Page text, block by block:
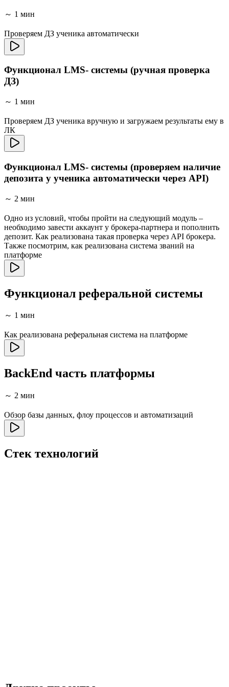
～ 1 мин
Проверяем ДЗ ученика автоматически
Функционал LMS- системы (ручная проверка
ДЗ)
～ 1 мин
Проверяем ДЗ ученика вручную и загружаем результаты ему в
ЛК
Функционал LMS- системы (проверяем наличие
депозита у ученика автоматически через API)
～ 2 мин
Одно из условий, чтобы пройти на следующий модуль –
необходимо завести аккаунт у брокера-партнера и пополнить
депозит. Как реализована такая проверка через API брокера.
Также посмотрим, как реализована система званий на
платформе
Функционал реферальной системы
～ 1 мин
Как реализована реферальная система на платформе
BackEnd часть платформы
～ 2 мин
Обзор базы данных, флоу процессов и автоматизаций
Стек технологий